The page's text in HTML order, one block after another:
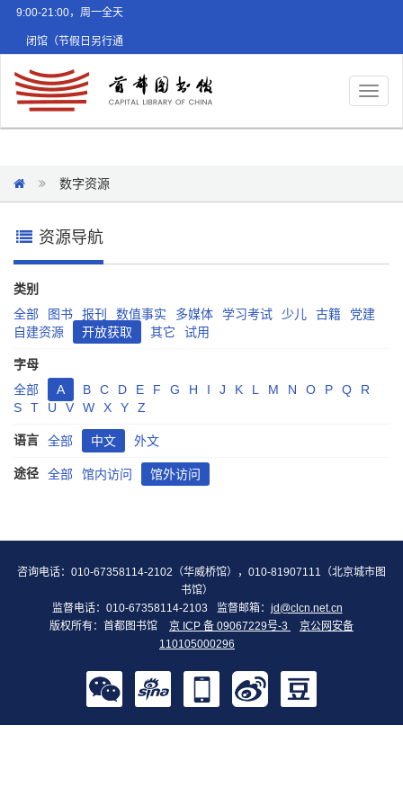
9:00-21:00，周一全天
闭馆（节假日另行通
数字资源
资源导航
类别
全部
图书 报刊 数值事实 多媒体 学习考试 少儿 古籍
党建
自建资源
开放获取 其它 试用
字母
全部
A B C D E F G H I J K L M N O P Q
R
S
T U V W X Y Z
语言 全部 中文 外文
途径 全部 馆内访问 馆外访问
咨询电话：010-67358114-2102（华威桥馆），010-81907111（北京城市图
书馆）
监督电话：010-67358114-2103
监督邮箱： jd@clcn.net.cn
版权所有：首都图书馆
京 ICP 备 09067229号-3
京公网安备
110105000296